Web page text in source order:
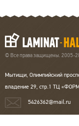
© Все права защищены. 2005-
Мытищи, Олимпийский
владение 29, стр.1 ТЦ
5426362@mail.ru